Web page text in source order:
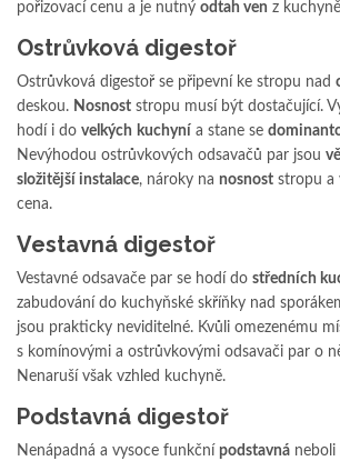
pořizovací cenu a je nutný odtah ven z
Ostrůvková digestoř
Ostrůvková digestoř se připevní ke stropu nad
deskou. Nosnost stropu musí být dostačující.
hodí i do velkých kuchyní a stane se
Nevýhodou ostrůvkových odsavačů par jsou
složitější instalace, nároky na nosnost stropu a
cena.
Vestavná digestoř
Vestavné odsavače par se hodí do středních
zabudování do kuchyňské skříňky nad
jsou prakticky neviditelné. Kvůli omezenému
s komínovými a ostrůvkovými odsavači par o
Nenaruší však vzhled kuchyně.
Podstavná digestoř
Nenápadná a vysoce funkční podstavná neboli